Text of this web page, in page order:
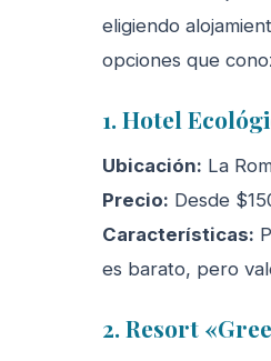
eligiendo
opciones que
1. Hotel
Ubicación: La
Precio: Desde
Características:
es barato, pero
2. Resort